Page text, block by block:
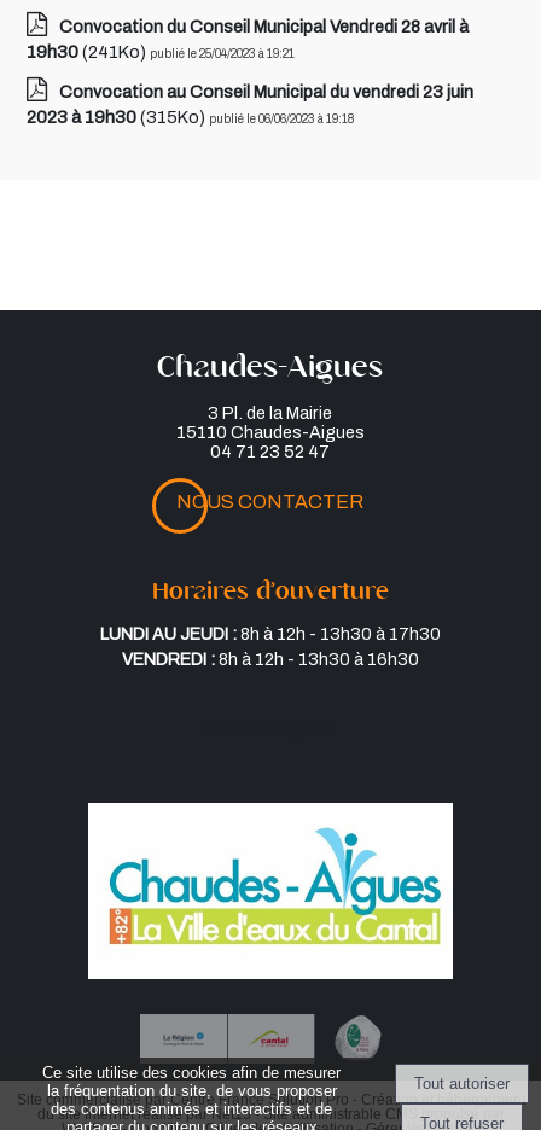
Convocation du Conseil Municipal Vendredi 28 avril à
19h30(241Ko) publié le 25/04/2023 à 19:21
Convocation au Conseil Municipal du vendredi 23 juin
2023 à 19h30(315Ko) publié le 06/06/2023 à 19:18
Chaudes-Aigues
3 Pl. de la Mairie
15110 Chaudes-Aigues
04 71 23 52 47
NOUS CONTACTER
Horaires d’ouverture
Lundi au jeudi :8h à 12h - 13h30 à 17h30
Vendredi :8h à 12h - 13h30 à 16h30
Site commercialisé par Centre France Solution Pro - Création et hébergement
du site Internet réalisé par Net15-Site administrable CMS propulsé par
Ce site utilise des cookies afin de mesurer
la fréquentation du site, de vous proposer
des contenus animés et interactifs et de